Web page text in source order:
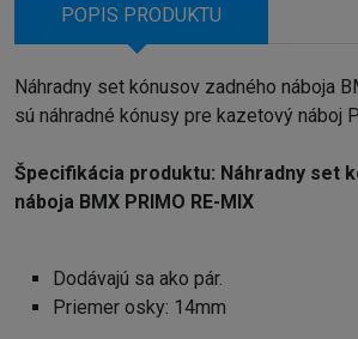
POPIS PRODUKTU
Náhradny set kónusov zadného náboja
sú náhradné kónusy pre kazetový náboj
Špecifikácia produktu: Náhradny set
náboja BMX PRIMO RE-MIX
Dodávajú sa ako pár.
Priemer osky: 14mm